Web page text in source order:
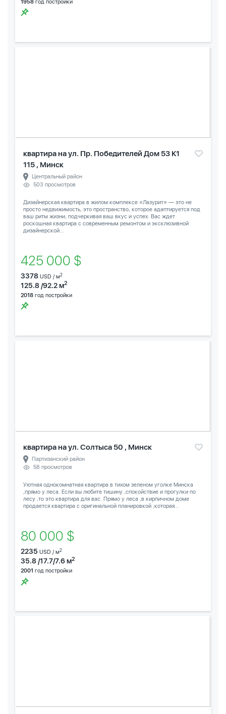
1958 год постройки
квартира на ул. Пр. Победителей Дом 53 К1
115 , Минск
Центральный район
503 просмотров
Дизайнерская квартира в жилом комплексе «Лазурит» — это не
просто недвижимость, это пространство, которое адаптируется под
ваш ритм жизни, подчеркивая ваш вкус и успех. Вас ждет
роскошная квартира с современным ремонтом и эксклюзивной
дизайнерской...
425 000 $
3378 USD / м2
125.8 /92.2 м2
2018 год постройки
квартира на ул. Солтыса 50 , Минск
Партизанский район
58 просмотров
Уютная однокомнатная квартира в тихом зеленом уголке Минска
,прямо у леса. Если вы любите тишину ,спокойствие и прогулки по
лесу ,то это квартира для вас. Прямо у леса ,в кирпичном доме
продается квартира с оригинальной планировкой ,которая...
80 000 $
2235 USD / м2
35.8 /17.7/7.6 м2
2001 год постройки